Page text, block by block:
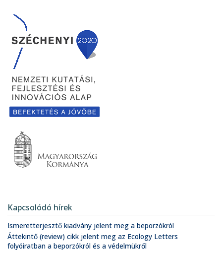
Kapcsolódó hírek
Ismeretterjesztő kiadvány jelent meg a beporzókról
Áttekintő (review) cikk jelent meg az Ecology Letters
folyóiratban a beporzókról és a védelmükről